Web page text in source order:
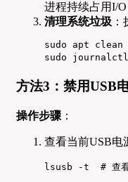
进程持续占用I/
清理系统垃圾
sudo apt clean
sudo journalctl
方法3：禁用USB
操作步骤 ：
查看当前USB电
lsusb -t  # 查看